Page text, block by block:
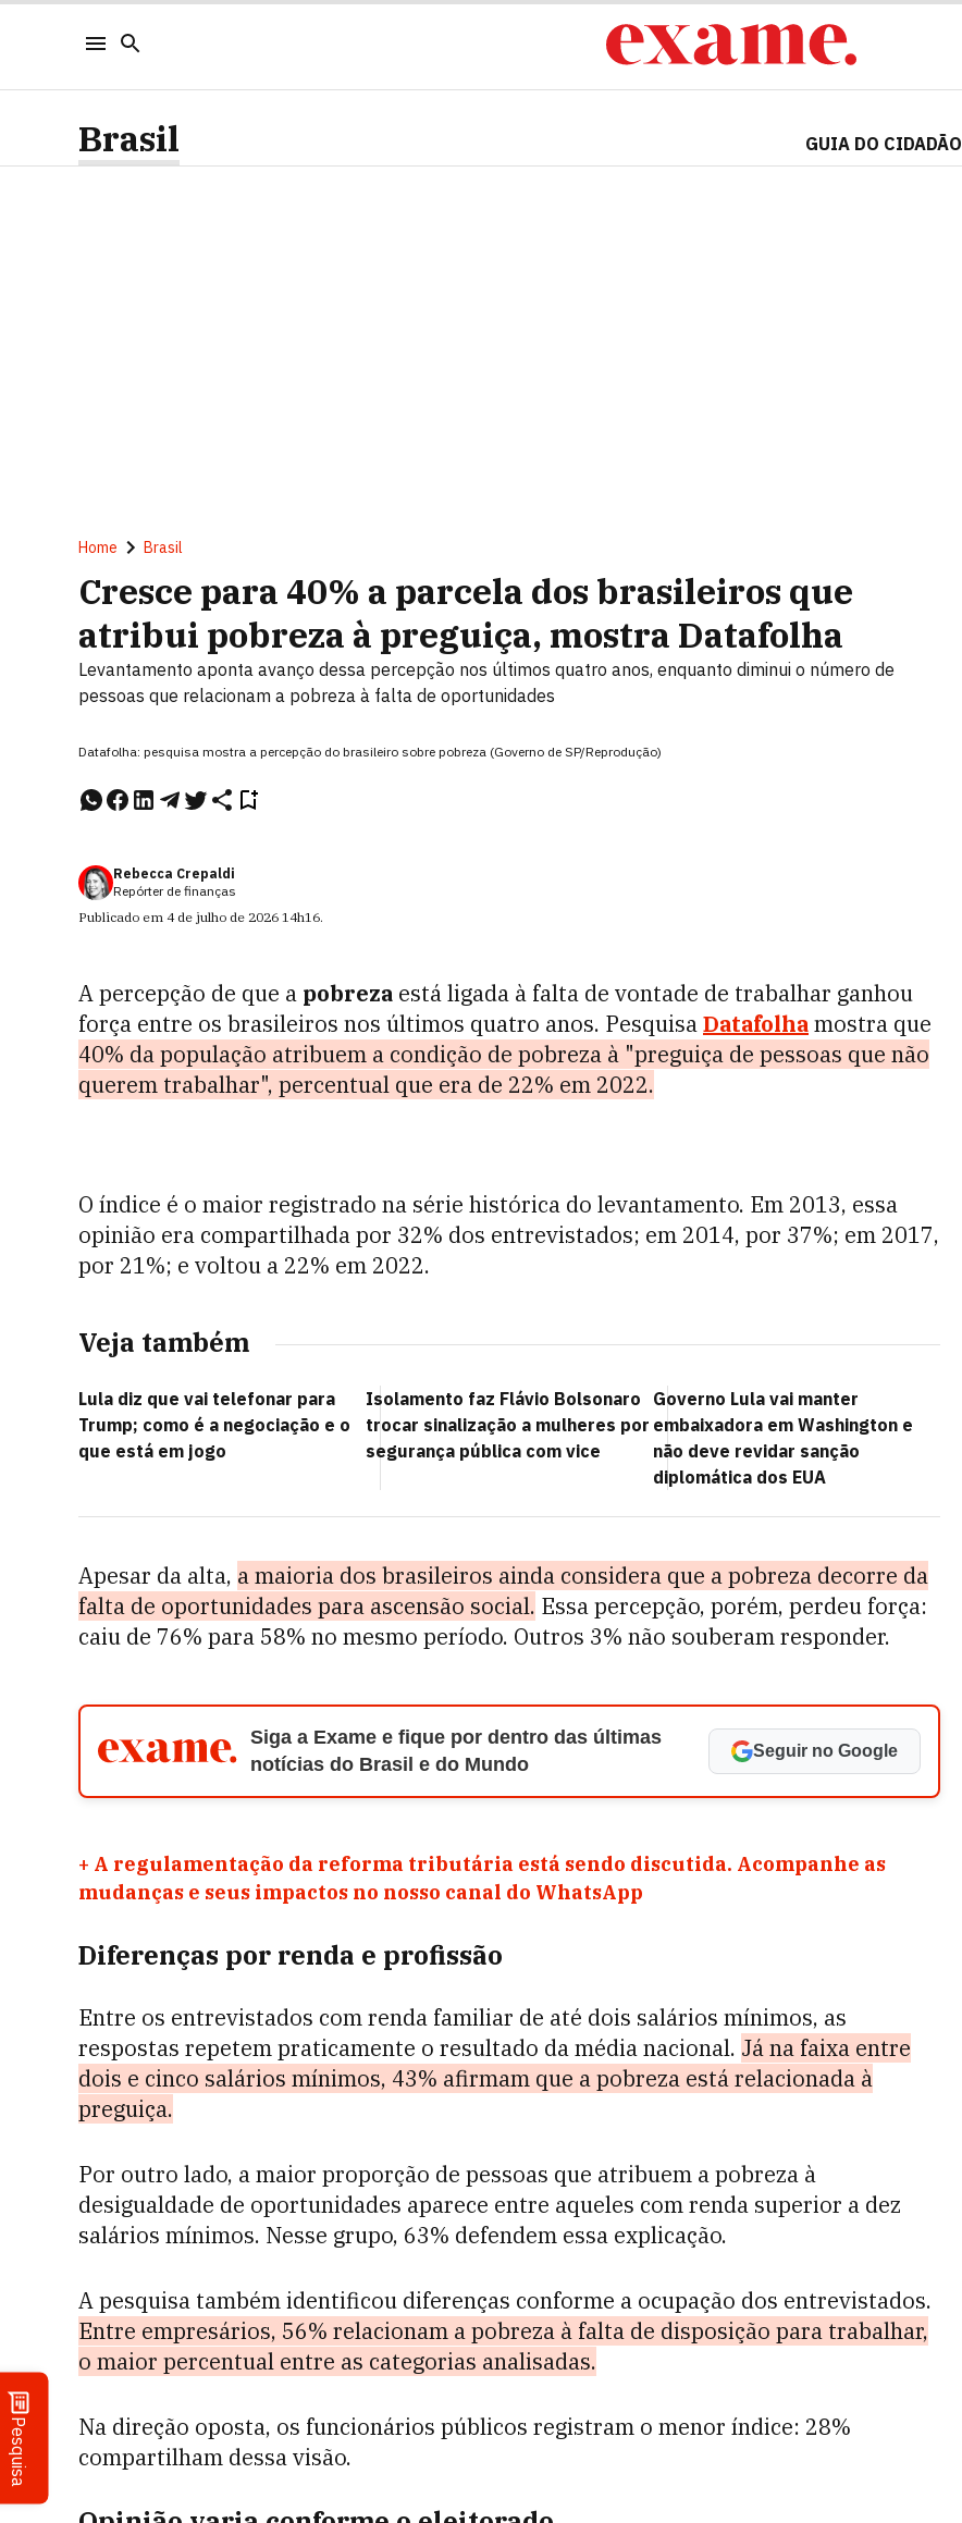
Pesquisa
Brasil GUIA DO CIDADÃO
Home Brasil
Cresce para 40% a parcela dos brasileiros que
atribui pobreza à preguiça, mostra Datafolha
Levantamento aponta avanço dessa percepção nos últimos quatro anos, enquanto diminui o número de
pessoas que relacionam a pobreza à falta de oportunidades
Datafolha: pesquisa mostra a percepção do brasileiro sobre pobreza (Governo de SP/Reprodução)
Rebecca Crepaldi
Repórter de finanças
Publicado em 4 de julho de 2026 14h16.
A percepção de que a pobreza está ligada à falta de vontade de trabalhar ganhou
força entre os brasileiros nos últimos quatro anos. PesquisaDatafolhamostra que
40% da população atribuem a condição de pobreza à "preguiça de pessoas que não
querem trabalhar", percentual que era de 22% em 2022.
O índice é o maior registrado na série histórica do levantamento. Em 2013, essa
opinião era compartilhada por 32% dos entrevistados; em 2014, por 37%; em 2017,
por 21%; e voltou a 22% em 2022.
Veja também
Lula diz que vai telefonar para
Trump; como é a negociação e o
que está em jogo
Isolamento faz Flávio Bolsonaro
trocar sinalização a mulheres por
segurança pública com vice
Governo Lula vai manter
embaixadora em Washington e
não deve revidar sanção
diplomática dos EUA
Apesar da alta, a maioria dos brasileiros ainda considera que a pobreza decorre da
falta de oportunidades para ascensão social. Essa percepção, porém, perdeu força:
caiu de 76% para 58% no mesmo período. Outros 3% não souberam responder.
Siga a Exame e fique por dentro das últimas
notícias do Brasil e do Mundo
Seguir no Google
+ A regulamentação da reforma tributária está sendo discutida. Acompanhe as
mudanças e seus impactos no nosso canal do WhatsApp
Diferenças por renda e profissão
Entre os entrevistados com renda familiar de até dois salários mínimos, as
respostas repetem praticamente o resultado da média nacional. Já na faixa entre
dois e cinco salários mínimos, 43% afirmam que a pobreza está relacionada à
preguiça.
Por outro lado, a maior proporção de pessoas que atribuem a pobreza à
desigualdade de oportunidades aparece entre aqueles com renda superior a dez
salários mínimos. Nesse grupo, 63% defendem essa explicação.
A pesquisa também identificou diferenças conforme a ocupação dos entrevistados.
Entre empresários, 56% relacionam a pobreza à falta de disposição para trabalhar,
o maior percentual entre as categorias analisadas.
Na direção oposta, os funcionários públicos registram o menor índice: 28%
compartilham dessa visão.